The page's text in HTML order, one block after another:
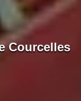
Courcelles